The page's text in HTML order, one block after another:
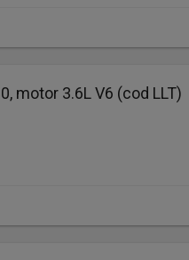
motor 3.6L V6 (cod LLT)